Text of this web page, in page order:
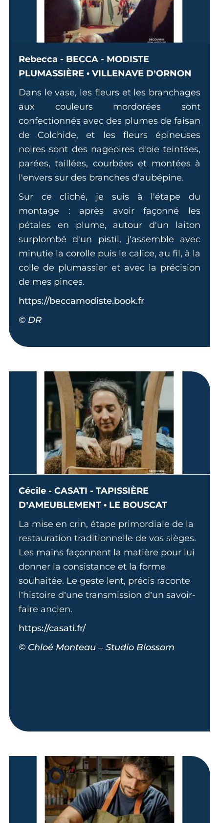
Rebecca - BECCA - MODISTE
PLUMASSIÈRE • VILLENAVE D’ORNON
Dans le vase, les fleurs et les branchages
aux couleurs mordorées sont
confectionnés avec des plumes de faisan
de Colchide, et les fleurs épineuses
noires sont des nageoires d'oie teintées,
parées, taillées, courbées et montées à
l'envers sur des branches d'aubépine.
Sur ce cliché, je suis à l'étape du
montage : après avoir façonné les
pétales en plume, autour d'un laiton
surplombé d'un pistil, j’assemble avec
minutie la corolle puis le calice, au fil, à la
colle de plumassier et avec la précision
de mes pinces.
https://beccamodiste.book.fr
© DR
Cécile - CASATI - TAPISSIÈRE
D’AMEUBLEMENT • LE BOUSCAT
La mise en crin, étape primordiale de la
restauration traditionnelle de vos sièges.
Les mains façonnent la matière pour lui
donner la consistance et la forme
souhaitée. Le geste lent, précis raconte
l’histoire d’une transmission d’un savoir-
faire ancien.
https://casati.fr/
© Chloé Monteau – Studio Blossom